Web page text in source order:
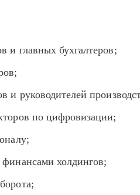
и главных бухгалтеров;
и руководителей
по цифровизации;
финансами холдингов;